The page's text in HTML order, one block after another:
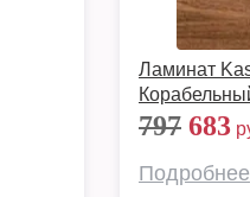
Ламинат
797 683
Подробнее